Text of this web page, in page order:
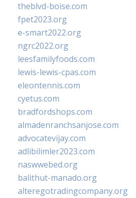
theblvd-boise.com
fpet2023.org
e-smart2022.org
ngrc2022.org
leesfamilyfoods.com
lewis-lewis-cpas.com
eleontennis.com
cyetus.com
bradfordshops.com
almadenranchsanjose.com
advocatevijay.com
adlibilimler2023.com
naswwebed.org
balithut-manado.org
alteregotradingcompany.org